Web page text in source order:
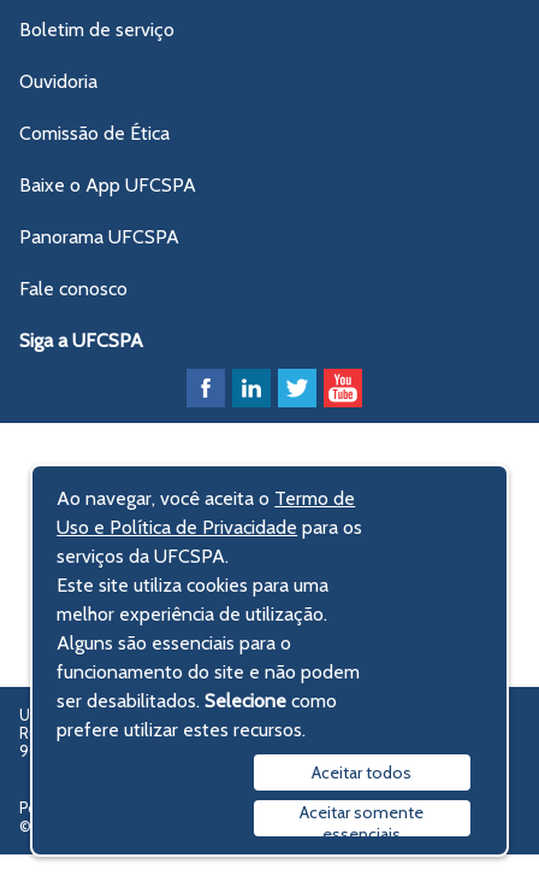
Boletim de serviço
Ouvidoria
Comissão de Ética
Baixe o App UFCSPA
Panorama UFCSPA
Fale conosco
Siga a UFCSPA
UFCSPA – Universidade Federal de Ciências da Saúde de Porto Alegre
Rua Sarmento Leite, 245 - Centro Histórico
90050-170 Porto Alegre, RS, Brasil
Política de privacidade
© 2009-2026 UFCSPA
Ao navegar, você aceita o Termo de
Uso e Política de Privacidade para os
serviços da UFCSPA.
Este site utiliza cookies para uma
melhor experiência de utilização.
Alguns são essenciais para o
funcionamento do site e não podem
ser desabilitados.Selecionecomo
prefere utilizar estes recursos.
Aceitar todos
Aceitar somente
essenciais